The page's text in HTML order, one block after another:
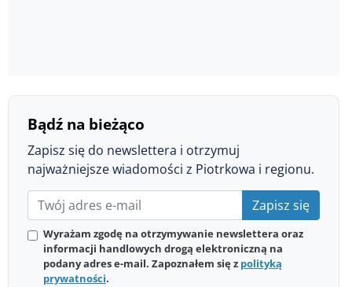
Bądź na bieżąco
Zapisz się do newslettera i otrzymuj
najważniejsze wiadomości z Piotrkowa i regionu.
Zapisz się
Wyrażam zgodę na otrzymywanie newslettera oraz
informacji handlowych drogą elektroniczną na
podany adres e-mail. Zapoznałem się z polityką
prywatności.